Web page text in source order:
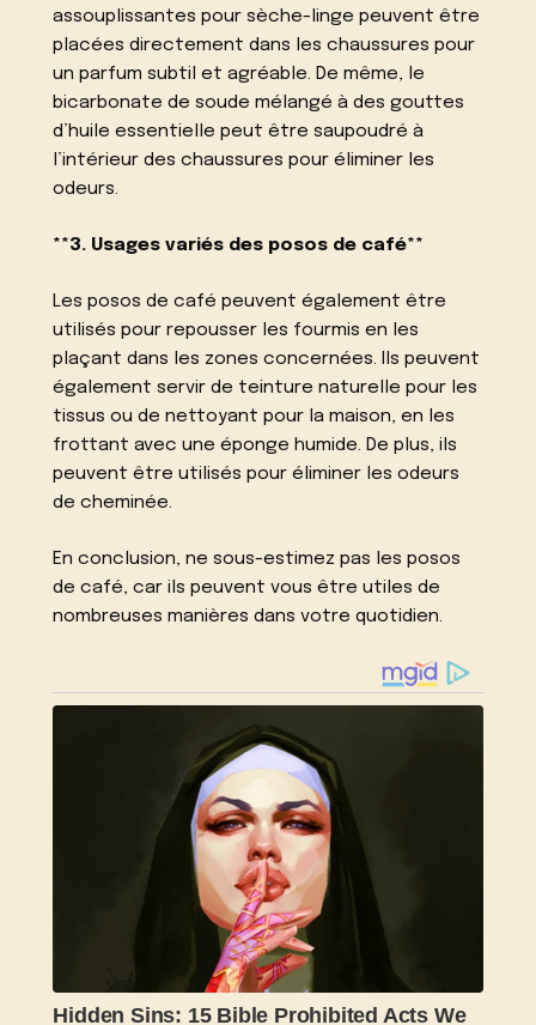
assouplissantes pour sèche-linge peuvent être
placées directement dans les chaussures pour
un parfum subtil et agréable. De même, le
bicarbonate de soude mélangé à des gouttes
d’huile essentielle peut être saupoudré à
l’intérieur des chaussures pour éliminer les
odeurs.
**3. Usages variés des posos de café**
Les posos de café peuvent également être
utilisés pour repousser les fourmis en les
plaçant dans les zones concernées. Ils peuvent
également servir de teinture naturelle pour les
tissus ou de nettoyant pour la maison, en les
frottant avec une éponge humide. De plus, ils
peuvent être utilisés pour éliminer les odeurs
de cheminée.
En conclusion, ne sous-estimez pas les posos
de café, car ils peuvent vous être utiles de
nombreuses manières dans votre quotidien.